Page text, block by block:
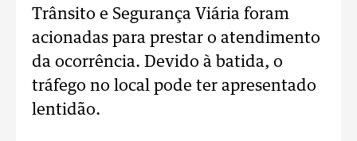
Trânsito e Segurança Viária foram
acionadas para prestar o atendimento
da ocorrência. Devido à batida, o
tráfego no local pode ter apresentado
lentidão.